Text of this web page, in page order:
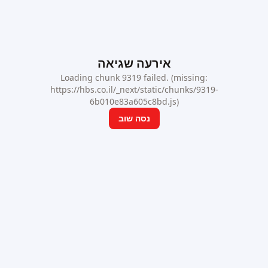
אירעה שגיאה
Loading chunk 9319 failed. (missing:
https://hbs.co.il/_next/static/chunks/9319-
6b010e83a605c8bd.js)